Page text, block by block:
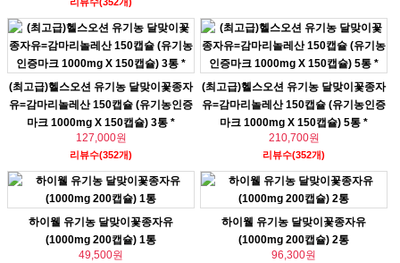
(최고급)헬스오션 유기농 달맞이꽃종자
유=감마리놀레산 150캡슐 (유기농인증
마크 1000mg X 150캡슐) 3통 *
127,000원
리뷰수(352개)
(최고급)헬스오션 유기농 달맞이꽃종자
유=감마리놀레산 150캡슐 (유기농인증
마크 1000mg X 150캡슐) 5통 *
210,700원
리뷰수(352개)
하이웰 유기농 달맞이꽃종자유
(1000mg 200캡슐) 1통
49,500원
하이웰 유기농 달맞이꽃종자유
(1000mg 200캡슐) 2통
96,300원